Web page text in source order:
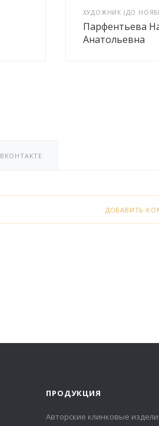
ХУДОЖНИК (ДО
Парфентьева
Анатольевна
ВКОНТАКТЕ
ДОБАВИТЬ
ПРОДУКЦИЯ
Авторские клинковые